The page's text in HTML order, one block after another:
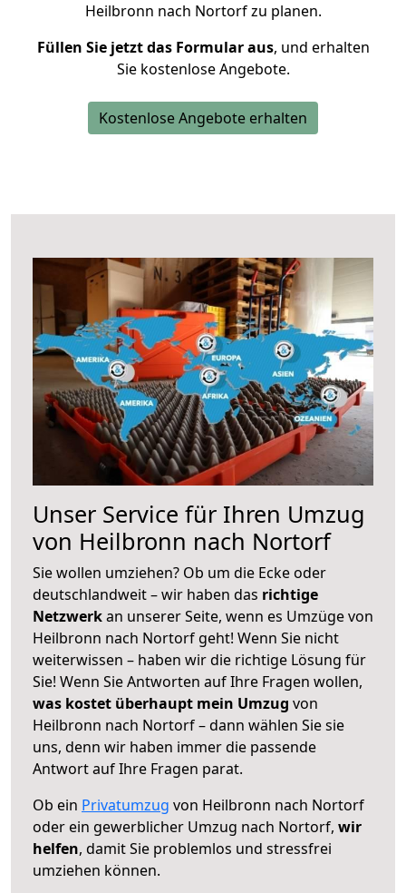
Heilbronn nach Nortorf zu planen.
Füllen Sie jetzt das Formular aus, und erhalten
Sie kostenlose Angebote.
Kostenlose Angebote erhalten
Unser Service für Ihren Umzug
von Heilbronn nach Nortorf
Sie wollen umziehen? Ob um die Ecke oder
deutschlandweit – wir haben das richtige
Netzwerkan unserer Seite, wenn es Umzüge von
Heilbronn nach Nortorf geht! Wenn Sie nicht
weiterwissen – haben wir die richtige Lösung für
Sie! Wenn Sie Antworten auf Ihre Fragen wollen,
was kostet überhaupt mein Umzug von
Heilbronn nach Nortorf – dann wählen Sie sie
uns, denn wir haben immer die passende
Antwort auf Ihre Fragen parat.
Ob ein Privatumzug von Heilbronn nach Nortorf
oder ein gewerblicher Umzug nach Nortorf, wir
helfen, damit Sie problemlos und stressfrei
umziehen können.